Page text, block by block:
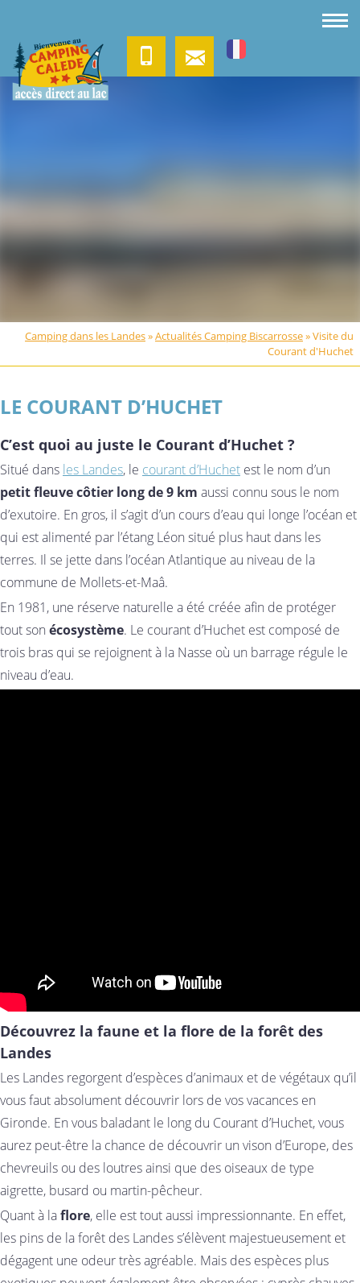
Camping dans les Landes»Actualités Camping Biscarrosse»Visite du
Courant d'Huchet
LE COURANT D’HUCHET
C’est quoi au juste le Courant d’Huchet ?
Situé dans les Landes, le courant d’Huchet est le nom d’un
petit fleuve côtier long de 9 km aussi connu sous le nom
d’exutoire. En gros, il s’agit d’un cours d’eau qui longe l’océan et
qui est alimenté par l’étang Léon situé plus haut dans les
terres. Il se jette dans l’océan Atlantique au niveau de la
commune de Mollets-et-Maâ.
En 1981, une réserve naturelle a été créée afin de protéger
tout son écosystème. Le courant d’Huchet est composé de
trois bras qui se rejoignent à la Nasse où un barrage régule le
niveau d’eau.
Découvrez la faune et la flore de la forêt des
Landes
Les Landes regorgent d’espèces d’animaux et de végétaux qu’il
vous faut absolument découvrir lors de vos vacances en
Gironde. En vous baladant le long du Courant d’Huchet, vous
aurez peut-être la chance de découvrir un vison d’Europe, des
chevreuils ou des loutres ainsi que des oiseaux de type
aigrette, busard ou martin-pêcheur.
Quant à laflore, elle est tout aussi impressionnante. En effet,
les pins de la forêt des Landes s’élèvent majestueusement et
dégagent une odeur très agréable. Mais des espèces plus